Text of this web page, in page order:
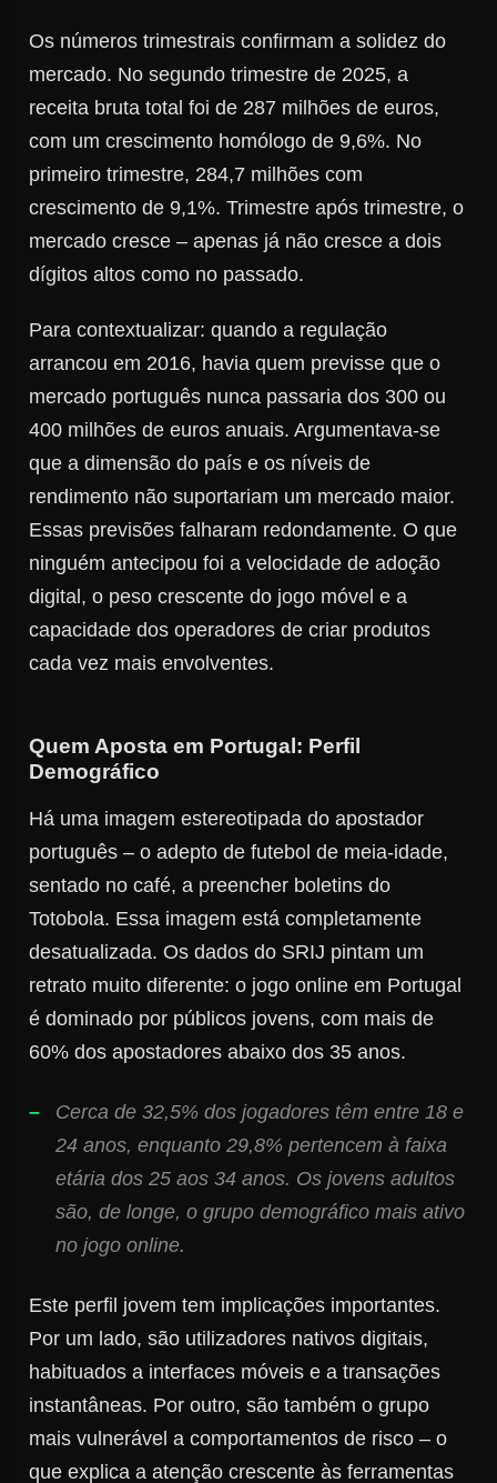
Os números trimestrais confirmam a solidez do
mercado. No segundo trimestre de 2025, a
receita bruta total foi de 287 milhões de euros,
com um crescimento homólogo de 9,6%. No
primeiro trimestre, 284,7 milhões com
crescimento de 9,1%. Trimestre após trimestre, o
mercado cresce – apenas já não cresce a dois
dígitos altos como no passado.
Para contextualizar: quando a regulação
arrancou em 2016, havia quem previsse que o
mercado português nunca passaria dos 300 ou
400 milhões de euros anuais. Argumentava-se
que a dimensão do país e os níveis de
rendimento não suportariam um mercado maior.
Essas previsões falharam redondamente. O que
ninguém antecipou foi a velocidade de adoção
digital, o peso crescente do jogo móvel e a
capacidade dos operadores de criar produtos
cada vez mais envolventes.
Quem Aposta em Portugal: Perfil
Demográfico
Há uma imagem estereotipada do apostador
português – o adepto de futebol de meia-idade,
sentado no café, a preencher boletins do
Totobola. Essa imagem está completamente
desatualizada. Os dados do SRIJ pintam um
retrato muito diferente: o jogo online em Portugal
é dominado por públicos jovens, com mais de
60% dos apostadores abaixo dos 35 anos.
Cerca de 32,5% dos jogadores têm entre 18 e
24 anos, enquanto 29,8% pertencem à faixa
etária dos 25 aos 34 anos. Os jovens adultos
são, de longe, o grupo demográfico mais ativo
no jogo online.
Este perfil jovem tem implicações importantes.
Por um lado, são utilizadores nativos digitais,
habituados a interfaces móveis e a transações
instantâneas. Por outro, são também o grupo
mais vulnerável a comportamentos de risco – o
que explica a atenção crescente às ferramentas